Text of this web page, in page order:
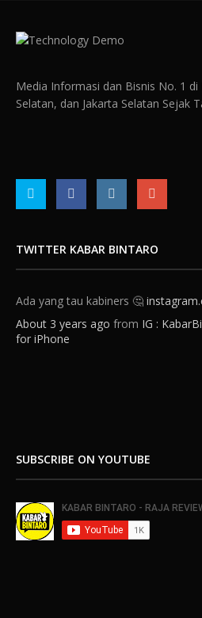
Media Informasi dan Bisnis No. 1
Selatan, dan Jakarta Selatan Sejak
TWITTER KABAR BINTARO
Ada yang tau kabiners 🤔
About 3 years ago from IG :
for iPhone
SUBSCRIBE ON YOUTUBE